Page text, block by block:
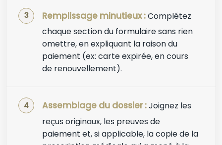
Remplissage minutieux :Complétez
chaque section du formulaire sans rien
omettre, en expliquant la raison du
paiement (ex: carte expirée, en cours
de renouvellement).
Assemblage du dossier :Joignez les
reçus originaux, les preuves de
paiement et, si applicable, la copie de la